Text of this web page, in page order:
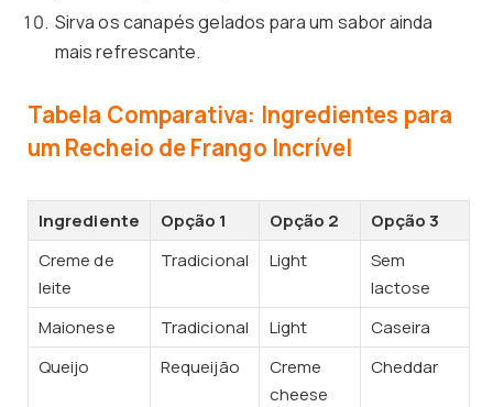
Sirva os canapés gelados para um sabor ainda
mais refrescante.
Tabela Comparativa: Ingredientes para
um Recheio de Frango Incrível
Ingrediente Opção 1 Opção 2
Opção 3
Creme de
leite
Tradicional Light
Sem
lactose
Maionese
Tradicional Light
Caseira
Queijo
Requeijão
Creme
cheese
Cheddar